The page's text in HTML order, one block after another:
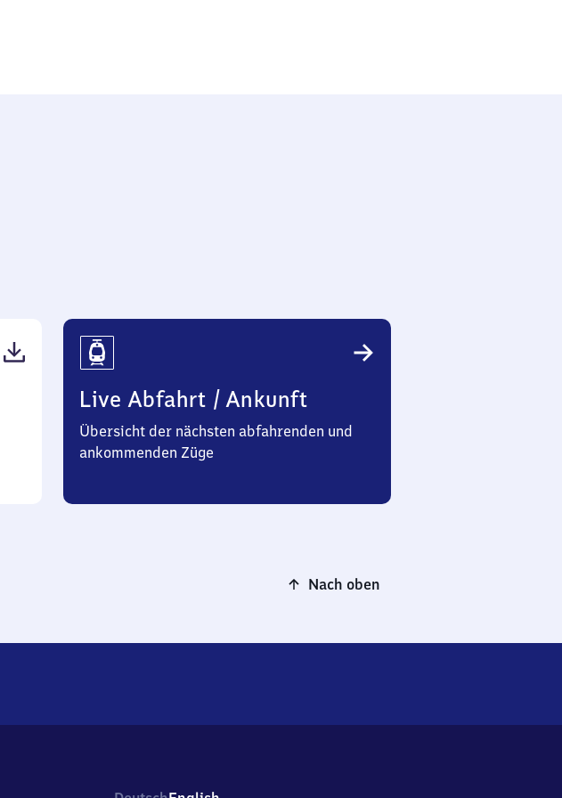
Live Abfahrt / Ankunft
Übersicht der nächsten abfahrenden und
ankommenden Züge
Nach oben